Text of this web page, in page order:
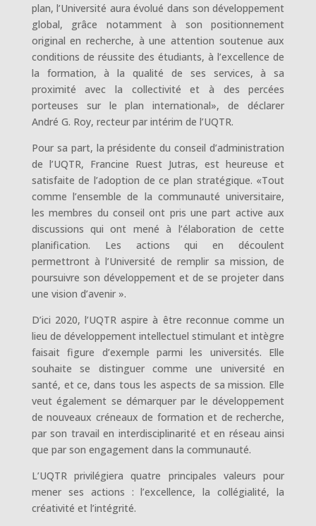
plan, l’Université aura évolué dans son développement
global, grâce notamment à son positionnement
original en recherche, à une attention soutenue aux
conditions de réussite des étudiants, à l’excellence de
la formation, à la qualité de ses services, à sa
proximité avec la collectivité et à des percées
porteuses sur le plan international», de déclarer
André G. Roy, recteur par intérim de l’UQTR.
Pour sa part, la présidente du conseil d’administration
de l’UQTR, Francine Ruest Jutras, est heureuse et
satisfaite de l’adoption de ce plan stratégique. «Tout
comme l’ensemble de la communauté universitaire,
les membres du conseil ont pris une part active aux
discussions qui ont mené à l’élaboration de cette
planification. Les actions qui en découlent
permettront à l’Université de remplir sa mission, de
poursuivre son développement et de se projeter dans
une vision d’avenir ».
D’ici 2020, l’UQTR aspire à être reconnue comme un
lieu de développement intellectuel stimulant et intègre
faisait figure d’exemple parmi les universités. Elle
souhaite se distinguer comme une université en
santé, et ce, dans tous les aspects de sa mission. Elle
veut également se démarquer par le développement
de nouveaux créneaux de formation et de recherche,
par son travail en interdisciplinarité et en réseau ainsi
que par son engagement dans la communauté.
L’UQTR privilégiera quatre principales valeurs pour
mener ses actions : l’excellence, la collégialité, la
créativité et l’intégrité.